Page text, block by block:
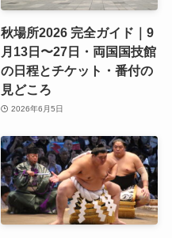
秋場所2026 完全ガイド｜9
月13日〜27日・両国国技館
の日程とチケット・番付の
見どころ
2026年6月5日